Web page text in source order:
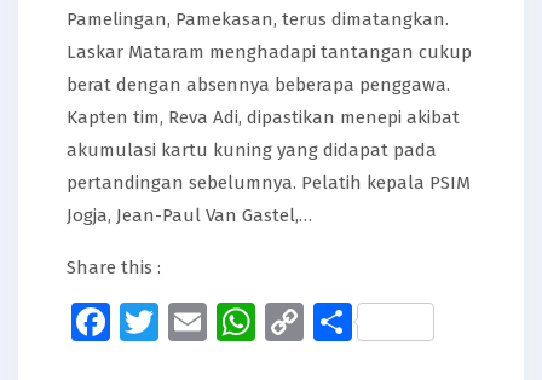
Pamelingan, Pamekasan, terus dimatangkan.
Laskar Mataram menghadapi tantangan cukup
berat dengan absennya beberapa penggawa.
Kapten tim, Reva Adi, dipastikan menepi akibat
akumulasi kartu kuning yang didapat pada
pertandingan sebelumnya. Pelatih kepala PSIM
Jogja, Jean-Paul Van Gastel,…
Share this :
Facebook
Twitter
EmailWhatsApp
CopyShare